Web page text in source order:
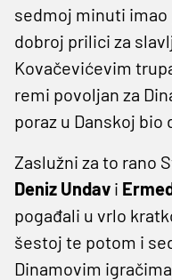
sedmoj minuti imao
dobroj prilici za
Kovačevićevim
remi povoljan za
poraz u Danskoj bio
Zaslužni za to rano
Deniz Undav i
pogađali u vrlo
šestoj te potom i
Dinamovim